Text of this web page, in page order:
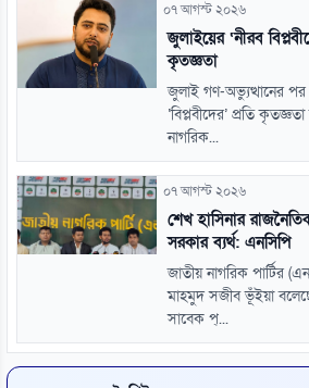
০৭ আগস্ট ২০২৬
জুলাইয়ের ‘নীরব
কৃতজ্ঞতা
জুলাই গণ-অভ্যুত্থানের পর
‘বিপ্লবীদের’ প্রতি
নাগরিক...
০৭ আগস্ট ২০২৬
শেখ হাসিনার
সরকার ব্যর্থ: এনসিপি
জাতীয় নাগরিক পার্টির
মাহমুদ সজীব ভূঁইয়া
সাবেক প্...